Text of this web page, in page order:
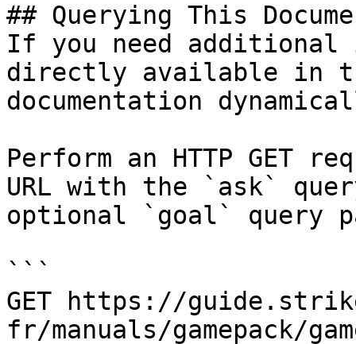
## Querying This
If you need
directly available in
documentation
Perform an HTTP GET
URL with the `ask`
optional `goal` query
```
GET https://
fr/manuals/gamepack/